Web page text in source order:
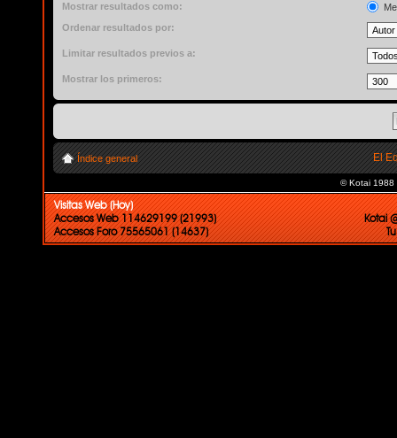
Mostrar resultados como:
Ordenar resultados por:
Limitar resultados previos a:
Mostrar los primeros:
Índice general El
© Kotai 1988
Visitas Web (Hoy)
Accesos Web 114629199 (21993)
Accesos Foro 75565061 (14637)
Kotai